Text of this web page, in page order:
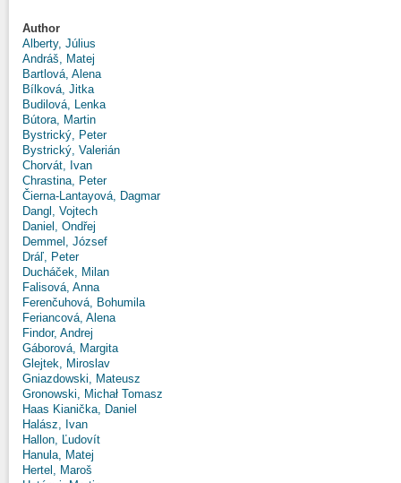
Author
Alberty, Július
Andráš, Matej
Bartlová, Alena
Bílková, Jitka
Budilová, Lenka
Bútora, Martin
Bystrický, Peter
Bystrický, Valerián
Chorvát, Ivan
Chrastina, Peter
Čierna-Lantayová, Dagmar
Dangl, Vojtech
Daniel, Ondřej
Demmel, József
Dráľ, Peter
Ducháček, Milan
Falisová, Anna
Ferenčuhová, Bohumila
Feriancová, Alena
Findor, Andrej
Gáborová, Margita
Glejtek, Miroslav
Gniazdowski, Mateusz
Gronowski, Michał Tomasz
Haas Kianička, Daniel
Halász, Ivan
Hallon, Ľudovít
Hanula, Matej
Hertel, Maroš